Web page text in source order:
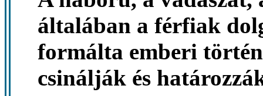
általában a férfiak
formálta emberi
csinálják és